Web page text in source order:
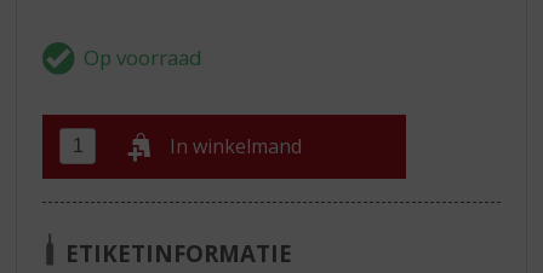
In winkelmand
ETIKETINFORMATIE